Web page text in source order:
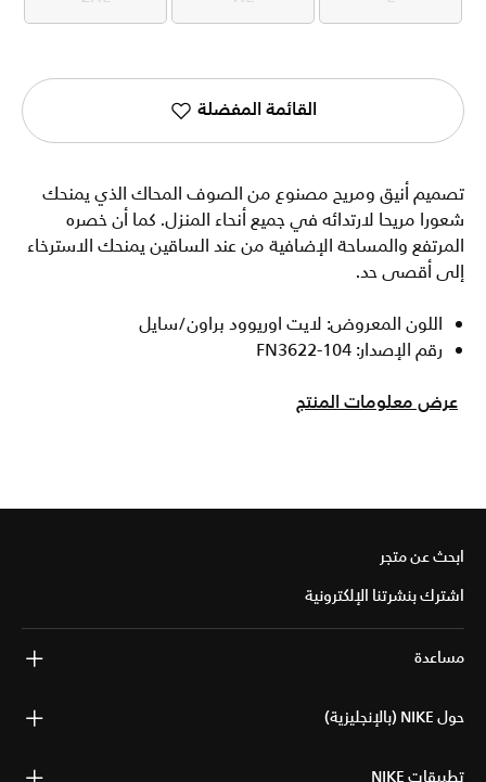
L
XL
2XL
القائمة المفضلة
تصميم أنيق ومريح مصنوع من الصوف المحاك الذي يمنحك
شعورا مريحا لارتدائه في جميع أنحاء المنزل. كما أن خصره
المرتفع والمساحة الإضافية من عند الساقين يمنحك الاسترخاء
إلى أقصى حد.
اللون المعروض: لايت اوريوود براون/سايل
رقم الإصدار: FN3622-104
عرض معلومات المنتج
ابحث عن متجر
اشترك بنشرتنا الإلكترونية
مساعدة
حول NIKE (بالإنجليزية)